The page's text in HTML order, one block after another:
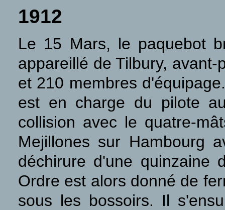
1912
Le 15 Mars, le paquebot
appareillé de Tilbury,
et 210 membres
est en charge du pilote
collision avec le quatre-
Mejillones sur Hambourg
déchirure d'une quinzaine
Ordre est alors donné de
sous les bossoirs. Il